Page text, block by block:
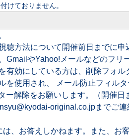
けておりません。
聴方法について開催前日までに申
GmailやYahoo!メールなどのフリ
有効にしている方は、削除フォル
を使用され、 メール防止フィルタ
解除をお願いします。（開催日
original.co.jpまでご連
、お答えしかねます。また、お